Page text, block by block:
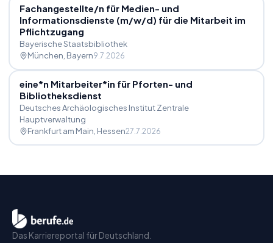
Fachangestellte/n für Medien- und
Informationsdienste (m/w/d) für die Mitarbeit im
Pflichtzugang
Bayerische Staatsbibliothek
München , Bayern9.7.2026
eine*n Mitarbeiter*in für Pforten- und
Bibliotheksdienst
Deutsches Archäologisches Institut Zentrale
Hauptverwaltung
Frankfurt am Main , Hessen27.7.2026
Das Karriereportal für Deutschland.